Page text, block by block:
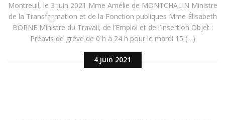
4 juin 2021
Montreuil, le 3 juin 2021 Mme Amélie de MONTCHALIN Ministre
de la Transformation et de la Fonction publiques Mme Élisabeth
BORNE Ministre du Travail, de l’Emploi et de l’Insertion Objet :
Préavis de grève de 0 h à 24 h pour le mardi 15 (…)